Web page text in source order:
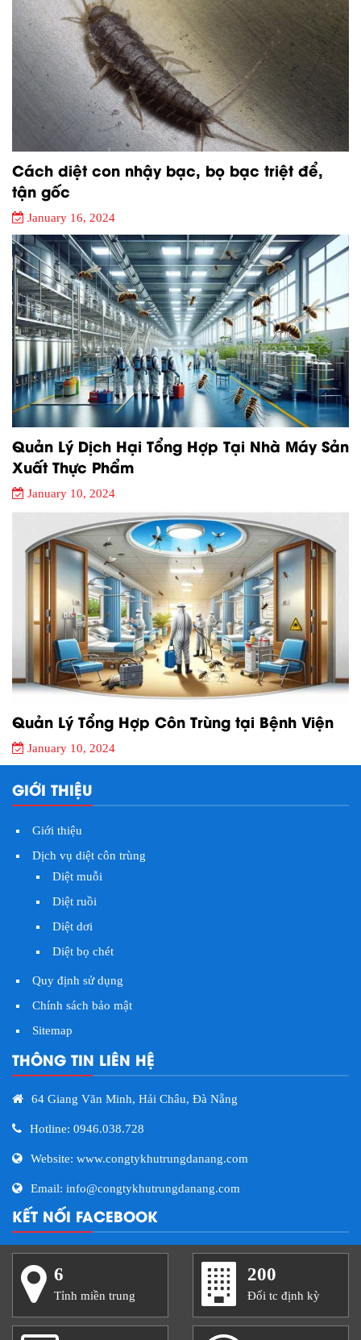
Cách diệt con nhậy bạc, bọ bạc triệt để,
tận gốc
January 16, 2024
Quản Lý Dịch Hại Tổng Hợp Tại Nhà Máy Sản
Xuất Thực Phẩm
January 10, 2024
Quản Lý Tổng Hợp Côn Trùng tại Bệnh Viện
January 10, 2024
GIỚI THIỆU
Giới thiệu
Dịch vụ diệt côn trùng
Diệt muỗi
Diệt ruồi
Diệt dơi
Diệt bọ chét
Quy định sử dụng
Chính sách bảo mật
Sitemap
THÔNG TIN LIÊN HỆ
64 Giang Văn Minh, Hải Châu, Đà Nẵng
Hotline: 0946.038.728
Website: www.congtykhutrungdanang.com
Email: info@congtykhutrungdanang.com
KẾT NỐI FACEBOOK
6
Tỉnh miền trung
200
Đối tc định kỳ